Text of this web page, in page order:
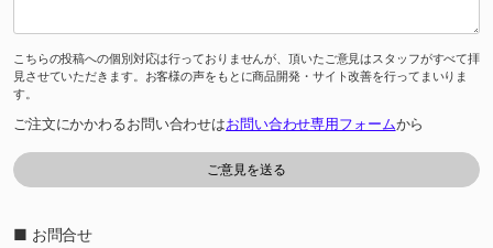
こちらの投稿への個別対応は行っておりませんが、頂いたご意見はスタッフがすべて拝
見させていただきます。お客様の声をもとに商品開発・サイト改善を行ってまいりま
す。
ご注文にかかわるお問い合わせはお問い合わせ専用フォームから
■ お問合せ